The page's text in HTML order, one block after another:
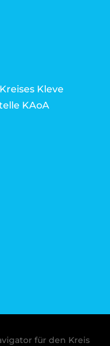
Kleve
KAoA
für den Kreis